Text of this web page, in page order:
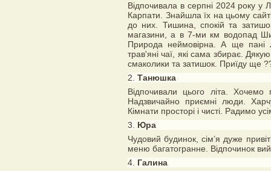
Відпочивала в серпні 2024 року
Карпати. Знайшла їх на цьому
до них. Тишина, спокій та
магазини, а в 7-ми км водопад
Природа неймовірна. А ще пані
трав'яні чаї, які сама збирає.
смаколики та затишок. Приїду ще
2. Танюшка
Відпочивали цього літа. Хочемо
Надзвичайно приємні люди.
Кімнати просторі і чисті. Радимо
3. Юра
Чудовий будинок, сім’я дуже
меню багатогранне. Відпочинок
4. Галина